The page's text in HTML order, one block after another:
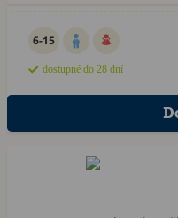
6-15
dostupné do 28 dní